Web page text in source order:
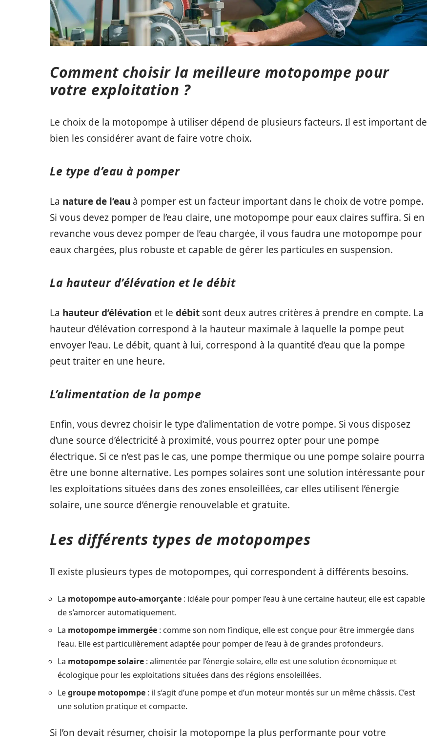
Comment choisir la meilleure motopompe pour
votre exploitation ?
Le choix de la motopompe à utiliser dépend de plusieurs facteurs. Il est important de
bien les considérer avant de faire votre choix.
Le type d’eau à pomper
La nature de l’eau à pomper est un facteur important dans le choix de votre pompe.
Si vous devez pomper de l’eau claire, une motopompe pour eaux claires suffira. Si en
revanche vous devez pomper de l’eau chargée, il vous faudra une motopompe pour
eaux chargées, plus robuste et capable de gérer les particules en suspension.
La hauteur d’élévation et le débit
La hauteur d’élévation et le débit sont deux autres critères à prendre en compte. La
hauteur d’élévation correspond à la hauteur maximale à laquelle la pompe peut
envoyer l’eau. Le débit, quant à lui, correspond à la quantité d’eau que la pompe
peut traiter en une heure.
L’alimentation de la pompe
Enfin, vous devrez choisir le type d’alimentation de votre pompe. Si vous disposez
d’une source d’électricité à proximité, vous pourrez opter pour une pompe
électrique. Si ce n’est pas le cas, une pompe thermique ou une pompe solaire pourra
être une bonne alternative. Les pompes solaires sont une solution intéressante pour
les exploitations situées dans des zones ensoleillées, car elles utilisent l’énergie
solaire, une source d’énergie renouvelable et gratuite.
Les différents types de motopompes
Il existe plusieurs types de motopompes, qui correspondent à différents besoins.
La motopompe auto-amorçante : idéale pour pomper l’eau à une certaine hauteur, elle est capable
de s’amorcer automatiquement.
La motopompe immergée : comme son nom l’indique, elle est conçue pour être immergée dans
l’eau. Elle est particulièrement adaptée pour pomper de l’eau à de grandes profondeurs.
La motopompe solaire : alimentée par l’énergie solaire, elle est une solution économique et
écologique pour les exploitations situées dans des régions ensoleillées.
Legroupe motopompe : il s’agit d’une pompe et d’un moteur montés sur un même châssis. C’est
une solution pratique et compacte.
Si l’on devait résumer, choisir la motopompe la plus performante pour votre